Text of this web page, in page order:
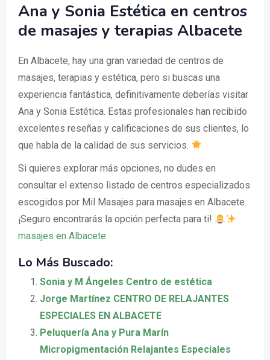
Ana y Sonia Estética en centros
de masajes y terapias Albacete
En Albacete, hay una gran variedad de centros de
masajes, terapias y estética, pero si buscas una
experiencia fantástica, definitivamente deberías visitar
Ana y Sonia Estética. Estas profesionales han recibido
excelentes reseñas y calificaciones de sus clientes, lo
que habla de la calidad de sus servicios.
Si quieres explorar más opciones, no dudes en
consultar el extenso listado de centros especializados
escogidos por Mil Masajes para masajes en Albacete.
¡Seguro encontrarás la opción perfecta para ti!
masajes en Albacete
Lo Más Buscado:
Sonia y M Ángeles Centro de estética
Jorge Martínez CENTRO DE RELAJANTES
ESPECIALES EN ALBACETE
Peluquería Ana y Pura Marín
Micropigmentación Relajantes Especiales